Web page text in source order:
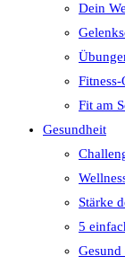
Dein
Fitness-
Fit am
Gesundheit
Stärke
5
Gesund